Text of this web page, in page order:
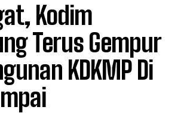
Kodim
Terus Gempur
KDKMP Di